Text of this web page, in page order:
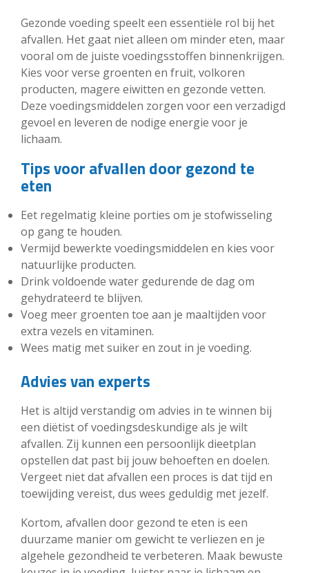
Gezonde voeding speelt een essentiële rol bij het
afvallen. Het gaat niet alleen om minder eten, maar
vooral om de juiste voedingsstoffen binnenkrijgen.
Kies voor verse groenten en fruit, volkoren
producten, magere eiwitten en gezonde vetten.
Deze voedingsmiddelen zorgen voor een verzadigd
gevoel en leveren de nodige energie voor je
lichaam.
Tips voor afvallen door gezond te
eten
Eet regelmatig kleine porties om je stofwisseling
op gang te houden.
Vermijd bewerkte voedingsmiddelen en kies voor
natuurlijke producten.
Drink voldoende water gedurende de dag om
gehydrateerd te blijven.
Voeg meer groenten toe aan je maaltijden voor
extra vezels en vitaminen.
Wees matig met suiker en zout in je voeding.
Advies van experts
Het is altijd verstandig om advies in te winnen bij
een diëtist of voedingsdeskundige als je wilt
afvallen. Zij kunnen een persoonlijk dieetplan
opstellen dat past bij jouw behoeften en doelen.
Vergeet niet dat afvallen een proces is dat tijd en
toewijding vereist, dus wees geduldig met jezelf.
Kortom, afvallen door gezond te eten is een
duurzame manier om gewicht te verliezen en je
algehele gezondheid te verbeteren. Maak bewuste